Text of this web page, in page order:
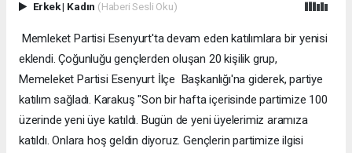
Erkek| Kadın (Haberi Sesli Oku)
Memleket Partisi Esenyurt'ta devam eden katılımlara bir yenisi
eklendi. Çoğunluğu gençlerden oluşan 20 kişilik grup,
Memeleket Partisi Esenyurt İlçe Başkanlığı'na giderek, partiye
katılım sağladı. Karakuş "Son bir hafta içerisinde partimize 100
üzerinde yeni üye katıldı. Bugün de yeni üyelerimiz aramıza
katıldı. Onlara hoş geldin diyoruz. Gençlerin partimize ilgisi